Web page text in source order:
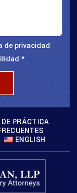
de privacidad
*
PRÁCTICA
ENGLISH